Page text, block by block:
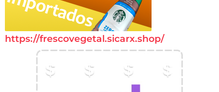
https://frescovegetal.sicarx.shop/